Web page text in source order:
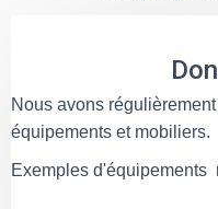
Nous avons
équipements et mobiliers.
Exemples d'équipements